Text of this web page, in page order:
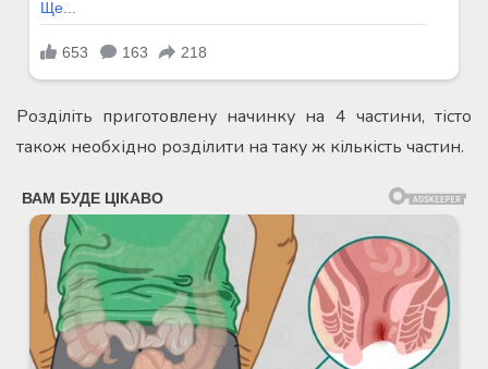
Розділіть приготовлену начинку на 4 частини, тісто
також необхідно розділити на таку ж кількість частин.